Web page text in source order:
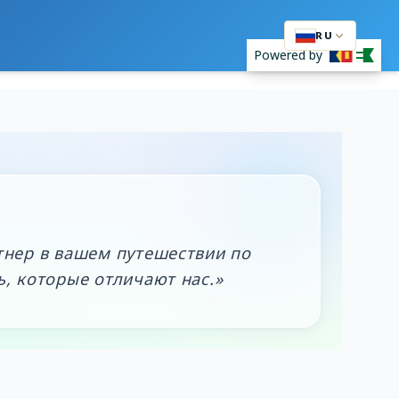
RU
Powered by
в вашем путешествии по
которые отличают нас.»